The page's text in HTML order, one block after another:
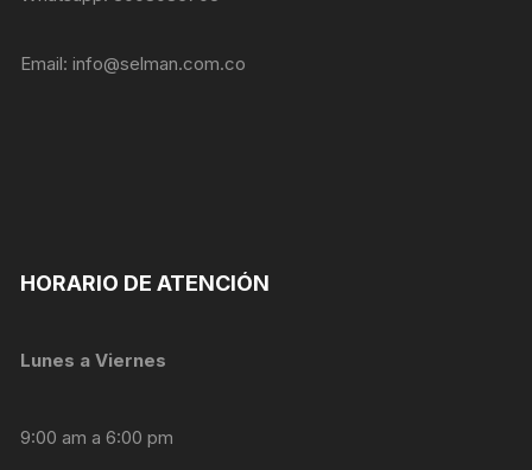
Email:info@selman.com.co
HORARIO DE ATENCIÓN
Lunes a Viernes
9:00 am a 6:00 pm
cookies no